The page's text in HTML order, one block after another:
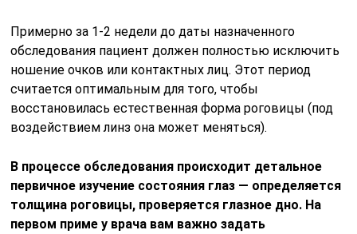
Примерно за 1-2 недели до даты назначенного
обследования пациент должен полностью исключить
ношение очков или контактных лиц. Этот период
считается оптимальным для того, чтобы
восстановилась естественная форма роговицы (под
воздействием линз она может меняться).
В процессе обследования происходит детальное
первичное изучение состояния глаз — определяется
толщина роговицы, проверяется глазное дно. На
первом приме у врача вам важно задать